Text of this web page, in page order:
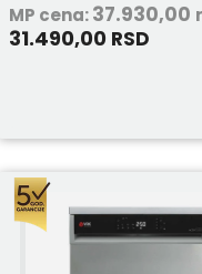
MP cena:37.930,00
31.490,00 RSD